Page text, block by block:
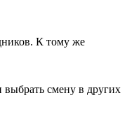
К тому же
смену в других